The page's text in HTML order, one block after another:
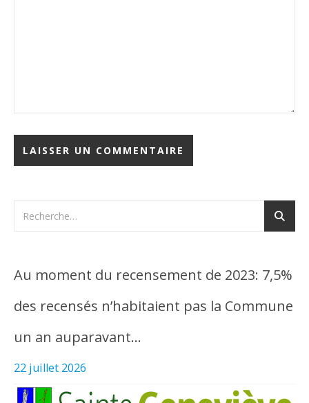
Au moment du recensement de 2023: 7,5%
des recensés n’habitaient pas la Commune
un an auparavant…
22 juillet 2026